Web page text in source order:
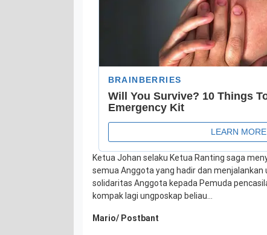
Ketua Johan selaku Ketua Ranting saga
semua Anggota yang hadir dan
solidaritas Anggota kepada Pemuda
kompak lagi ungposkap beliau…
Mario/ Postbant